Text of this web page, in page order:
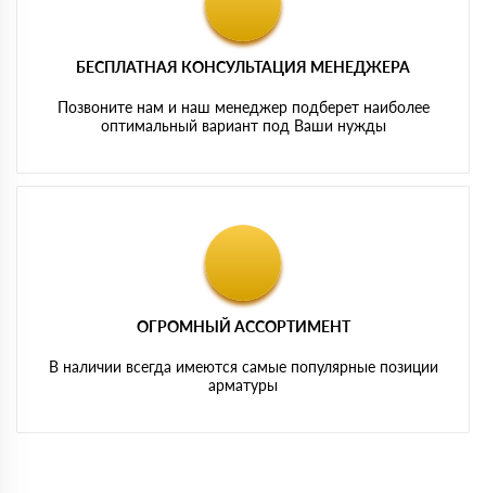
БЕСПЛАТНАЯ КОНСУЛЬТАЦИЯ МЕНЕДЖЕРА
Позвоните нам и наш менеджер подберет наиболее
оптимальный вариант под Ваши нужды
ОГРОМНЫЙ АССОРТИМЕНТ
В наличии всегда имеются самые популярные позиции
арматуры